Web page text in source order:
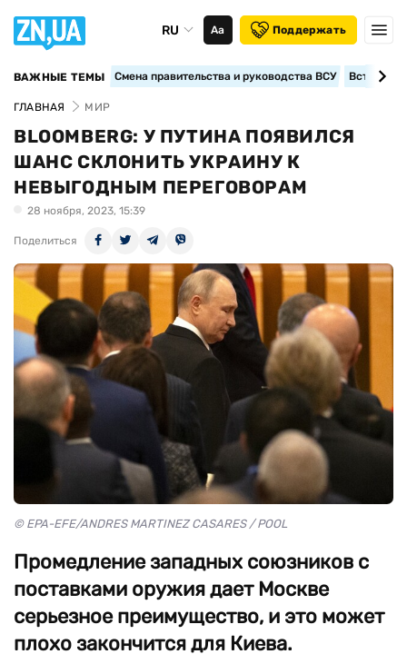
RU Аа Поддержать
ВАЖНЫЕ ТЕМЫ Смена правительства и руководства ВСУ
ГЛАВНАЯ МИР
BLOOMBERG: У ПУТИНА ПОЯВИЛСЯ
ШАНС СКЛОНИТЬ УКРАИНУ К
НЕВЫГОДНЫМ ПЕРЕГОВОРАМ
28 ноября, 2023, 15:39
Поделиться
© EPA-EFE/ANDRES MARTINEZ CASARES / POOL
Промедление западных союзников с
поставками оружия дает Москве
серьезное преимущество, и это может
плохо закончится для Киева.